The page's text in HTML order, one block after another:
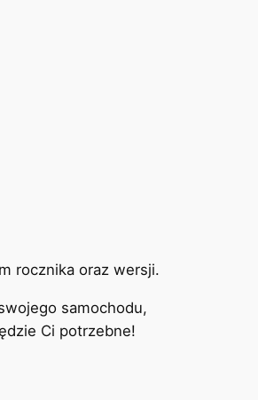
rocznika oraz wersji.
samochodu,
Ci potrzebne!